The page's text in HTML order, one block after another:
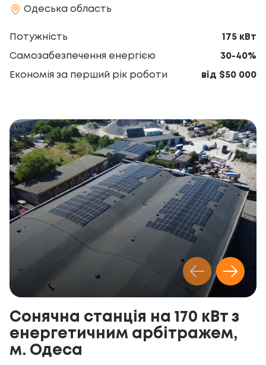
Одеська область
Потужність 175 кВт
Самозабезпечення енергією 30-40%
Економія за перший рік роботи від $50 000
Сонячна станція на 170 кВт з
енергетичним арбітражем,
м. Одеса